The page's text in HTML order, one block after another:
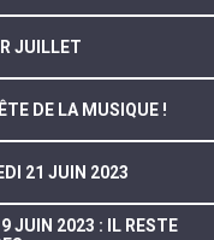
JUILLET
DE LA MUSIQUE !
21 JUIN 2023
JUIN 2023 : IL RESTE